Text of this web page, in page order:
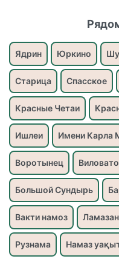
Ядрин Юркино
Старица Спасское
Красные Четаи
Ишлеи Имени Карла
Воротынец
Большой Сундырь
Вакти намоз
Рузнама Намаз